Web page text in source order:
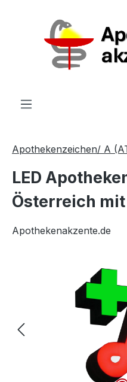
Apothekenzeichen/ A
LED
Österreich
Apothekenakzente.de